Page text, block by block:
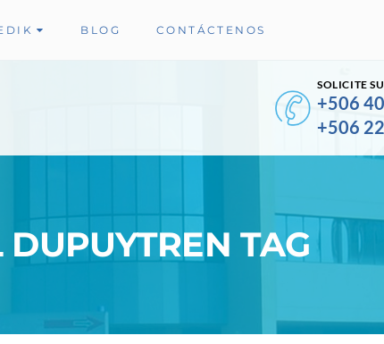
BLOG CONTÁCTENOS
SOLICITE
+506
+506
TAG